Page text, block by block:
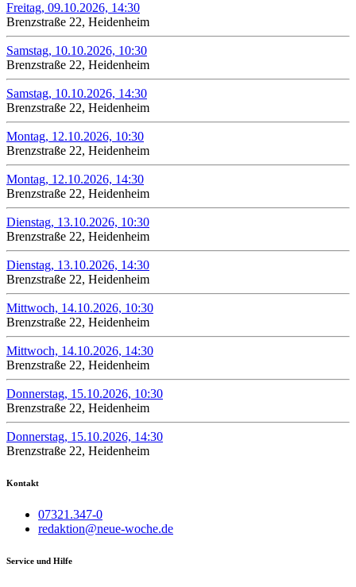
Freitag, 09.10.2026, 14:30
Brenzstraße 22, Heidenheim
Samstag, 10.10.2026, 10:30
Brenzstraße 22, Heidenheim
Samstag, 10.10.2026, 14:30
Brenzstraße 22, Heidenheim
Montag, 12.10.2026, 10:30
Brenzstraße 22, Heidenheim
Montag, 12.10.2026, 14:30
Brenzstraße 22, Heidenheim
Dienstag, 13.10.2026, 10:30
Brenzstraße 22, Heidenheim
Dienstag, 13.10.2026, 14:30
Brenzstraße 22, Heidenheim
Mittwoch, 14.10.2026, 10:30
Brenzstraße 22, Heidenheim
Mittwoch, 14.10.2026, 14:30
Brenzstraße 22, Heidenheim
Donnerstag, 15.10.2026, 10:30
Brenzstraße 22, Heidenheim
Donnerstag, 15.10.2026, 14:30
Brenzstraße 22, Heidenheim
Kontakt
07321.347-0
redaktion@neue-woche.de
Service und Hilfe